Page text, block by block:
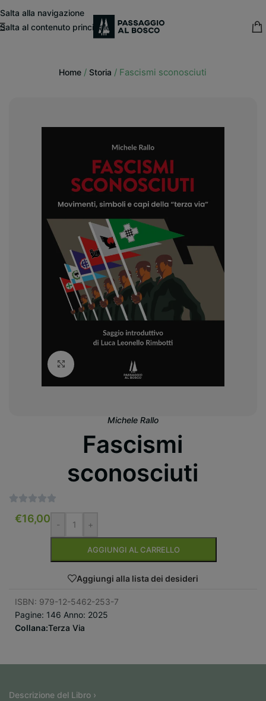
Salta alla navigazione
Salta al contenuto principale
Home / Storia / Fascismi sconosciuti
Clicca per ingrandire
Michele Rallo
Fascismi
sconosciuti
€16,00 - +
AGGIUNGI AL CARRELLO
Aggiungi alla lista dei desideri
ISBN: 979-12-5462-253-7
Pagine: 146 Anno: 2025
Collana:Terza Via
Descrizione del Libro ›